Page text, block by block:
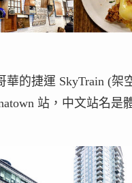
華的捷運 SkyTrain (架
站，中文站名是